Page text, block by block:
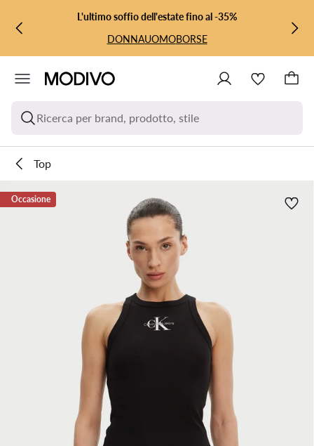
VAI AL CONTENUTO PRINCIPALE
VAI ALLA RICERCAL'ultimo soffio dell'estate fino al -35%
DONNAUOMOBORSE
Ricerca per brand, prodotto, stile
Top
Occasione